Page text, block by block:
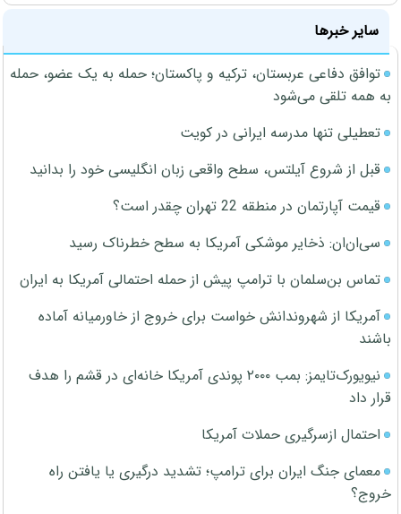
سایر خبرها
توافق دفاعی عربستان، ترکیه و پاکستان؛ حمله به یک عضو، حمله
به همه تلقی می‌شود
تعطیلی تنها مدرسه ایرانی در کویت
قبل از شروع آیلتس، سطح واقعی زبان انگلیسی خود را بدانید
قیمت آپارتمان در منطقه 22 تهران چقدر است؟
سی‌ان‌ان: ذخایر موشکی آمریکا به سطح خطرناک رسید
تماس بن‌سلمان با ترامپ پیش از حمله احتمالی آمریکا به ایران
آمریکا از شهروندانش خواست برای خروج از خاورمیانه آماده
باشند
نیویورک‌تایمز: بمب ۲۰۰۰ پوندی آمریکا خانه‌ای در قشم را هدف
قرار داد
احتمال ازسرگیری حملات آمریکا
معمای جنگ ایران برای ترامپ؛ تشدید درگیری یا یافتن راه
خروج؟